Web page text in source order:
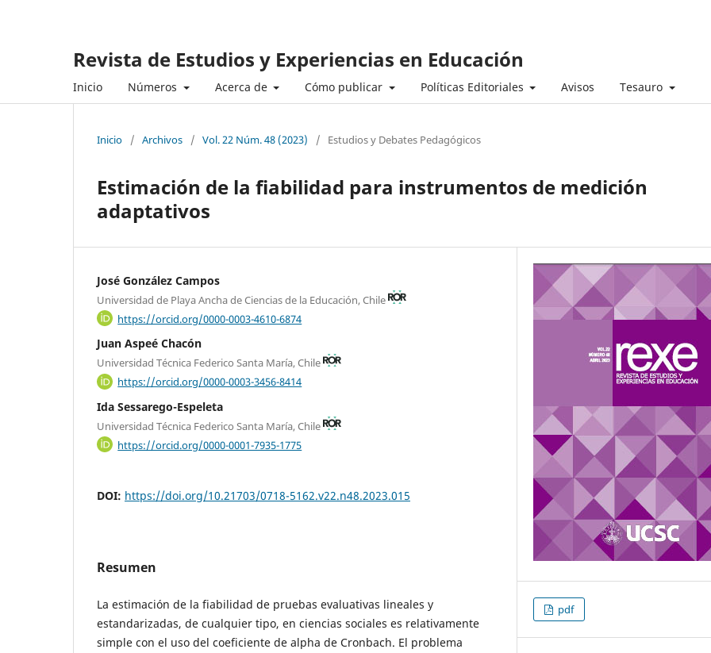
Revista de Estudios y Experiencias en Educación
Inicio Números Acerca de Cómo publicar Políticas Editoriales Avisos Tesauro
Inicio / Archivos / Vol. 22 Núm. 48 (2023) / Estudios y Debates Pedagógicos
Estimación de la fiabilidad para instrumentos de medición
adaptativos
José González Campos
Universidad de Playa Ancha de Ciencias de la Educación, Chile
https://orcid.org/0000-0003-4610-6874
Juan Aspeé Chacón
Universidad Técnica Federico Santa María, Chile
https://orcid.org/0000-0003-3456-8414
Ida Sessarego-Espeleta
Universidad Técnica Federico Santa María, Chile
https://orcid.org/0000-0001-7935-1775
DOI: https://doi.org/10.21703/0718-5162.v22.n48.2023.015
Resumen
La estimación de la fiabilidad de pruebas evaluativas lineales y
estandarizadas, de cualquier tipo, en ciencias sociales es relativamente
simple con el uso del coeficiente de alpha de Cronbach. El problema
pdf